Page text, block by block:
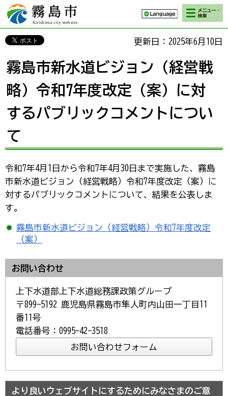
霧島市 Kirishima
city website
検索・メニ
ュー
更新日：2025年6月10日
霧島市新水道ビジョン（経営戦
略）令和7年度改定（案）に対
するパブリックコメントについ
て
令和7年4月1日から令和7年4月30日まで実施した、霧島
市新水道ビジョン（経営戦略）令和7年度改定（案）に
対するパブリックコメントについて、結果を公表しま
す。
霧島市新水道ビジョン（経営戦略）令和7年度改定
（案）
お問い合わせ
上下水道部上下水道総務課政策グループ
〒899-5192 鹿児島県霧島市隼人町内山田一丁目11
番11号
電話番号：0995-42-3518
より良いウェブサイトにするためにみなさまのご意